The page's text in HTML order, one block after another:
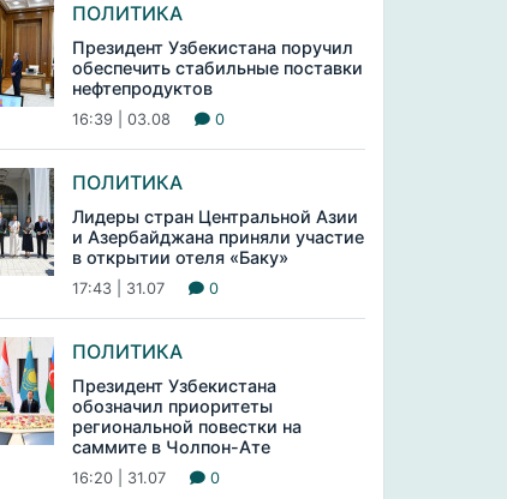
ПОЛИТИКА
Президент Узбекистана поручил
обеспечить стабильные поставки
нефтепродуктов
16:39 | 03.08 0
ПОЛИТИКА
Лидеры стран Центральной Азии
и Азербайджана приняли участие
в открытии отеля «Баку»
17:43 | 31.07 0
ПОЛИТИКА
Президент Узбекистана
обозначил приоритеты
региональной повестки на
саммите в Чолпон-Ате
16:20 | 31.07 0